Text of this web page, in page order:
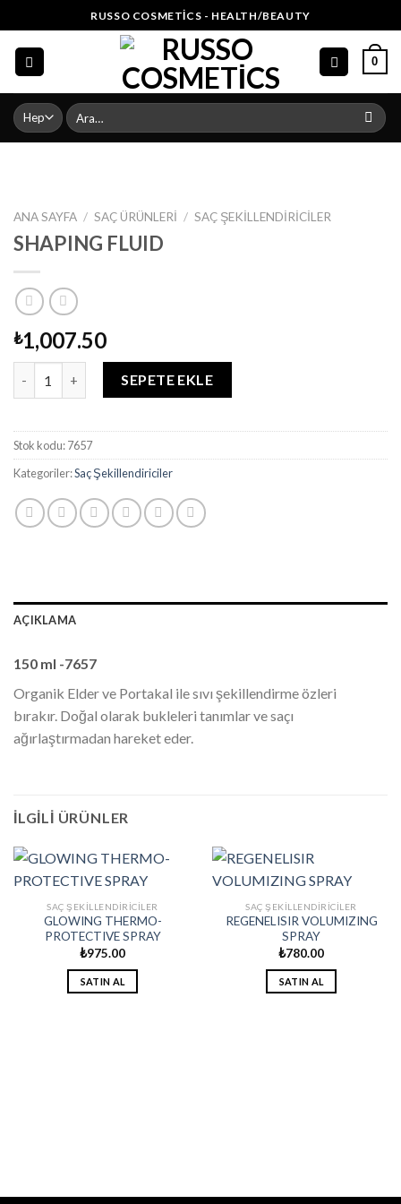
to
content
RUSSO COSMETICS - HEALTH/BEAUTY
0
Ara:
ANA SAYFA / SAÇ ÜRÜNLERI / SAÇ ŞEKILLENDIRICILER
SHAPING FLUID
₺1,007.50
SHAPING FLUID adetSEPETE EKLE
Stok kodu:7657
Kategoriler:Saç Şekillendiriciler
AÇIKLAMA
150 ml -7657
Organik Elder ve Portakal ile sıvı şekillendirme özleri
bırakır. Doğal olarak bukleleri tanımlar ve saçı
ağırlaştırmadan hareket eder.
İLGILI ÜRÜNLER
SAÇ ŞEKILLENDIRICILER
GLOWING THERMO-
PROTECTIVE SPRAY
₺975.00
SATIN AL
SAÇ ŞEKILLENDIRICILER
REGENELISIR VOLUMIZING
SPRAY
₺780.00
SATIN AL